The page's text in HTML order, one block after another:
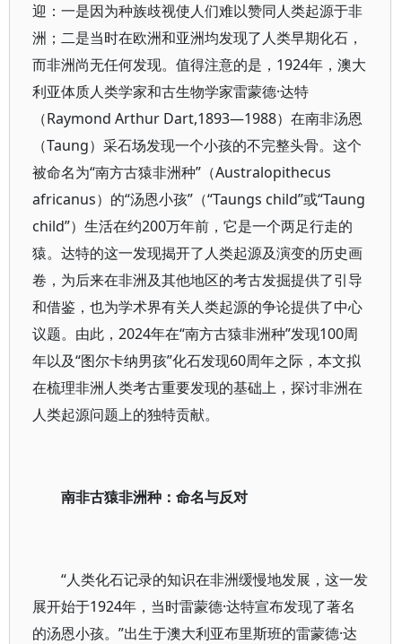
迎：一是因为种族歧视使人们难以赞同人类起源于非
洲；二是当时在欧洲和亚洲均发现了人类早期化石，
而非洲尚无任何发现。值得注意的是，1924年，澳大
利亚体质人类学家和古生物学家雷蒙德·达特
（Raymond Arthur Dart,1893—1988）在南非汤恩
（Taung）采石场发现一个小孩的不完整头骨。这个
被命名为“南方古猿非洲种”（Australopithecus
africanus）的“汤恩小孩”（“Taungs child”或“Taung
child”）生活在约200万年前，它是一个两足行走的
猿。达特的这一发现揭开了人类起源及演变的历史画
卷，为后来在非洲及其他地区的考古发掘提供了引导
和借鉴，也为学术界有关人类起源的争论提供了中心
议题。由此，2024年在“南方古猿非洲种”发现100周
年以及“图尔卡纳男孩”化石发现60周年之际，本文拟
在梳理非洲人类考古重要发现的基础上，探讨非洲在
人类起源问题上的独特贡献。
南非古猿非洲种：命名与反对
“人类化石记录的知识在非洲缓慢地发展，这一发
展开始于1924年，当时雷蒙德·达特宣布发现了著名
的汤恩小孩。”出生于澳大利亚布里斯班的雷蒙德·达